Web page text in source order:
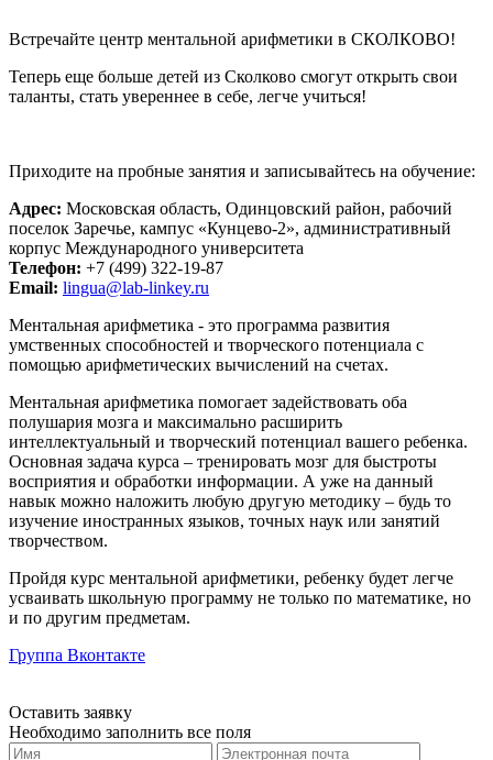
Встречайте центр ментальной арифметики в СКОЛКОВО!
Теперь еще больше детей из Сколково смогут открыть свои
таланты, стать увереннее в себе, легче учиться!
Приходите на пробные занятия и записывайтесь на обучение:
Адрес: Московская область, Одинцовский район, рабочий
поселок Заречье, кампус «Кунцево-2», административный
корпус Международного университета
Телефон: +7 (499) 322-19-87
Email: lingua@lab-linkey.ru
Ментальная арифметика - это программа развития
умственных способностей и творческого потенциала с
помощью арифметических вычислений на счетах.
Ментальная арифметика помогает задействовать оба
полушария мозга и максимально расширить
интеллектуальный и творческий потенциал вашего ребенка.
Основная задача курса – тренировать мозг для быстроты
восприятия и обработки информации. А уже на данный
навык можно наложить любую другую методику – будь то
изучение иностранных языков, точных наук или занятий
творчеством.
Пройдя курс ментальной арифметики, ребенку будет легче
усваивать школьную программу не только по математике, но
и по другим предметам.
Группа Вконтакте
Оставить заявку
Необходимо заполнить все поля